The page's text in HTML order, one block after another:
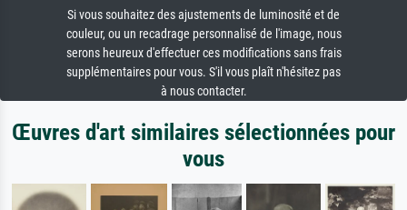
Si vous souhaitez des ajustements de luminosité et de
couleur, ou un recadrage personnalisé de l'image, nous
serons heureux d'effectuer ces modifications sans frais
supplémentaires pour vous. S'il vous plaît n'hésitez pas
à nous contacter.
Œuvres d'art similaires sélectionnées pour
vous